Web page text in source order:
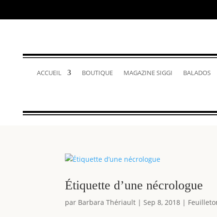
ACCUEIL BOUTIQUE MAGAZINE SIGGI BALADOS
Étiquette d’une nécrologue
par Barbara Thériault | Sep 8, 2018 |